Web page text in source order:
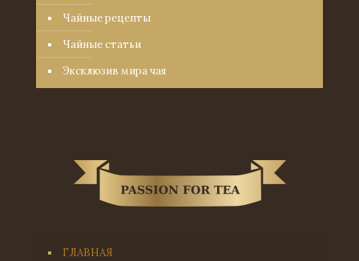
Чайные рецепты
Чайные статьи
Эксклюзив мира чая
ГЛАВНАЯ